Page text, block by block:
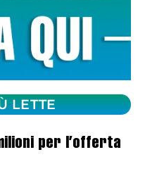
LETTE
per l’offerta